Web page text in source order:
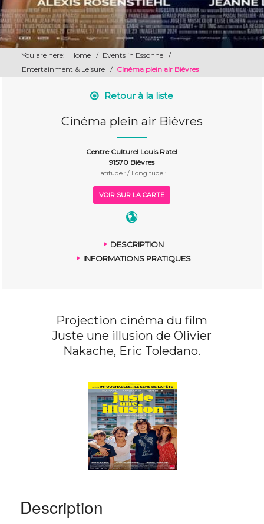
You are here: Home / Events in Essonne
/
Entertainment & Leisure
/ Cinéma plein air Bièvres
Retour à la liste
Cinéma plein air Bièvres
Centre Culturel Louis Ratel
91570 Bièvres
Latitude : / Longitude :
VOIR SUR LA CARTE
DESCRIPTION
INFORMATIONS PRATIQUES
Projection cinéma du film
Juste une illusion de Olivier
Nakache, Eric Toledano.
Description